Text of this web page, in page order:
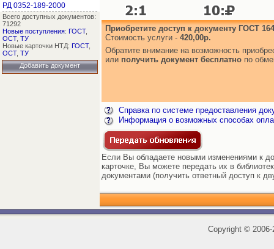
РД 0352-189-2000
Всего доступных документов:
71292
Новые поступления: ГОСТ,
ОСТ, ТУ
Новые карточки НТД: ГОСТ,
ОСТ, ТУ
Добавить документ
Приобретите доступ к документу ГОСТ
Стоимость услуги - 420,00р.
Обратите внимание на возможность
или получить документ бесплатно по
Справка по системе предоставления
Информация о возможных способах
Если Вы обладаете новыми изменениями к
карточке, Вы можете передать их в
документами (получить ответный доступ к
Copyright ©